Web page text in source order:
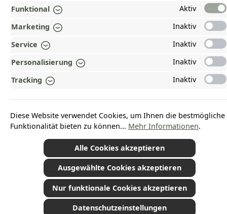
Vertrag widerrufen
GESETZLICHE INFORMATIONEN
ZAHLUNGS- UND VERSANDARTEN
AUSGEZEICHNET UND ZERTIFIZIERT!
WARUM HEAD-SHOP.DE?
*Alle Preise inkl. gesetzl. Mehrwertsteuer zzgl.Versandkostenund ggf.
Nachnahmegebühren, wenn nicht anders angegeben.
© 2026 Plamundo GmbH - Alle Rechte vorbehalten. Theme byThemeWare®
Funktional
Aktiv
Marketing
Inaktiv
Service
Inaktiv
Personalisierung
Inaktiv
Tracking
Inaktiv
Diese Website verwendet Cookies, um Ihnen die bestmögliche
Funktionalität bieten zu können... Mehr Informationen.
Alle Cookies akzeptieren
Ausgewählte Cookies akzeptieren
Nur funktionale Cookies akzeptieren
Datenschutzeinstellungen